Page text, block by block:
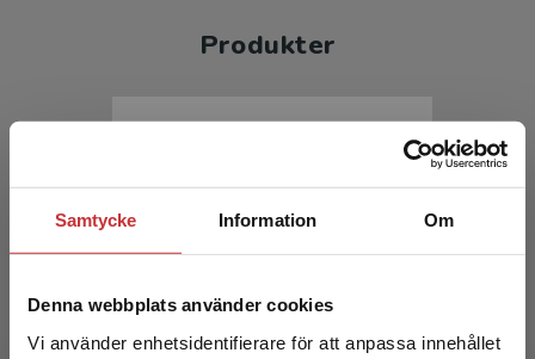
Samtycke Information Om
Denna webbplats använder cookies
Vi använder enhetsidentifierare för att anpassa innehållet
Produkter
Perspektiv på krishantering